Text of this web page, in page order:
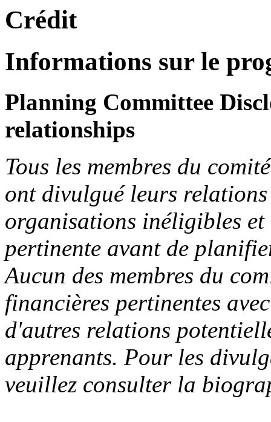
Crédit
Informations sur le
Planning Committee
relationships
Tous les membres du
ont divulgué leurs
organisations inéligibles
pertinente avant de
Aucun des membres du
financières pertinentes
d'autres relations
apprenants. Pour les
veuillez consulter la